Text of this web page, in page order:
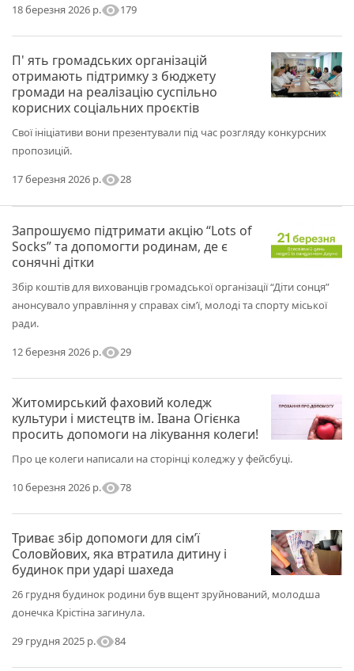
18 березня 2026 р.visibility179
П' ять громадських організацій
отримають підтримку з бюджету
громади на реалізацію суспільно
корисних соціальних проєктів
Свої ініціативи вони презентували під час розгляду конкурсних
пропозицій.
17 березня 2026 р.visibility28
Запрошуємо підтримати акцію “Lots of
Socks” та допомогти родинам, де є
сонячні дітки
Збір коштів для вихованців громадської організації “Діти сонця”
анонсувало управління у справах сім’ї, молоді та спорту міської
ради.
12 березня 2026 р.visibility29
Житомирський фаховий коледж
культури і мистецтв ім. Івана Огієнка
просить допомоги на лікування колеги!
Про це колеги написали на сторінці коледжу у фейсбуці.
10 березня 2026 р.visibility78
Триває збір допомоги для сім’ї
Соловйових, яка втратила дитину і
будинок при ударі шахеда
26 грудня будинок родини був вщент зруйнований, молодша
донечка Крістіна загинула.
29 грудня 2025 р.visibility84